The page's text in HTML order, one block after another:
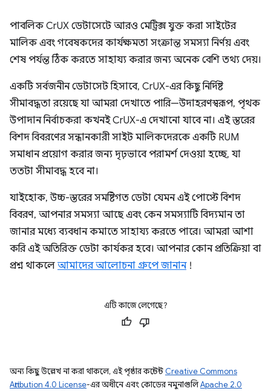
পাবলিক CrUX ডেটাসেটে আরও মেট্রিক্স যুক্ত করা সাইটের
মালিক এবং গবেষকদের কার্যক্ষমতা সংক্রান্ত সমস্যা নির্ণয় এবং
শেষ পর্যন্ত ঠিক করতে সাহায্য করার জন্য অনেক বেশি তথ্য দেয়।
একটি সর্বজনীন ডেটাসেট হিসাবে, CrUX-এর কিছু নির্দিষ্ট
সীমাবদ্ধতা রয়েছে যা আমরা দেখাতে পারি—উদাহরণস্বরূপ, পৃথক
উপাদান নির্বাচকরা কখনই CrUX-এ দেখানো যাবে না। এই স্তরের
বিশদ বিবরণের সন্ধানকারী সাইট মালিকদেরকে একটি RUM
সমাধান প্রয়োগ করার জন্য দৃঢ়ভাবে পরামর্শ দেওয়া হচ্ছে, যা
ততটা সীমাবদ্ধ হবে না।
যাইহোক, উচ্চ-স্তরের সমষ্টিগত ডেটা যেমন এই পোস্টে বিশদ
বিবরণ, আপনার সমস্যা আছে এবং কেন সমস্যাটি বিদ্যমান তা
জানার মধ্যে ব্যবধান কমাতে সাহায্য করতে পারে। আমরা আশা
করি এই অতিরিক্ত ডেটা কার্যকর হবে। আপনার কোন প্রতিক্রিয়া বা
প্রশ্ন থাকলে আমাদের আলোচনা গ্রুপে জানান!
এটি কাজে লেগেছে?
অন্য কিছু উল্লেখ না করা থাকলে, এই পৃষ্ঠার কন্টেন্ট Creative Commons
Attribution 4.0 License-এর অধীনে এবং কোডের নমুনাগুলিApache 2.0